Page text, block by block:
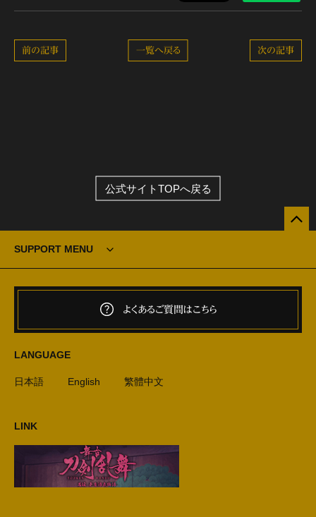
次の記事
一覧へ戻る
前の記事
公式サイトTOPへ戻る
SUPPORT MENU
よくあるご質問はこちら
LANGUAGE
日本語 English 繁體中文
LINK